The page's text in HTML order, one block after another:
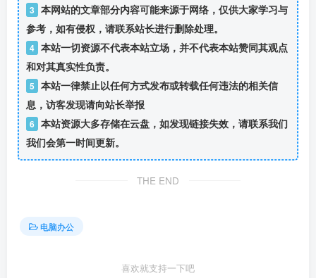
3 本网站的文章部分内容可能来源于网络，仅供大家学习与
参考，如有侵权，请联系站长进行删除处理。
4 本站一切资源不代表本站立场，并不代表本站赞同其观点
和对其真实性负责。
5 本站一律禁止以任何方式发布或转载任何违法的相关信
息，访客发现请向站长举报
6 本站资源大多存储在云盘，如发现链接失效，请联系我们
我们会第一时间更新。
THE END
电脑办公
喜欢就支持一下吧